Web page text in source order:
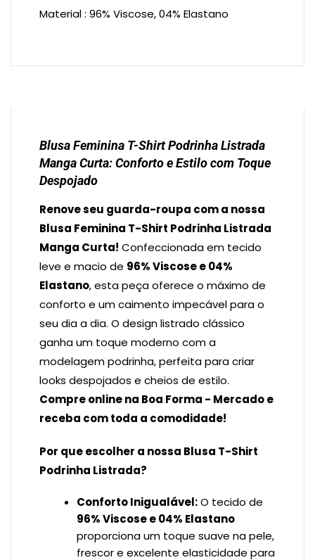
Material : 96% Viscose, 04% Elastano
Blusa Feminina T-Shirt Podrinha Listrada
Manga Curta: Conforto e Estilo com Toque
Despojado
Renove seu guarda-roupa com a nossa
Blusa Feminina T-Shirt Podrinha Listrada
Manga Curta! Confeccionada em tecido
leve e macio de 96% Viscose e 04%
Elastano, esta peça oferece o máximo de
conforto e um caimento impecável para o
seu dia a dia. O design listrado clássico
ganha um toque moderno com a
modelagem podrinha, perfeita para criar
looks despojados e cheios de estilo.
Compre online na Boa Forma - Mercado e
receba com toda a comodidade!
Por que escolher a nossa Blusa T-Shirt
Podrinha Listrada?
Conforto Inigualável:O tecido de
96% Viscose e 04% Elastano
proporciona um toque suave na pele,
frescor e excelente elasticidade para